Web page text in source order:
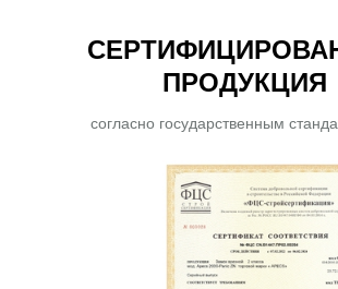
ПРОДУКЦИЯ
согласно государственным